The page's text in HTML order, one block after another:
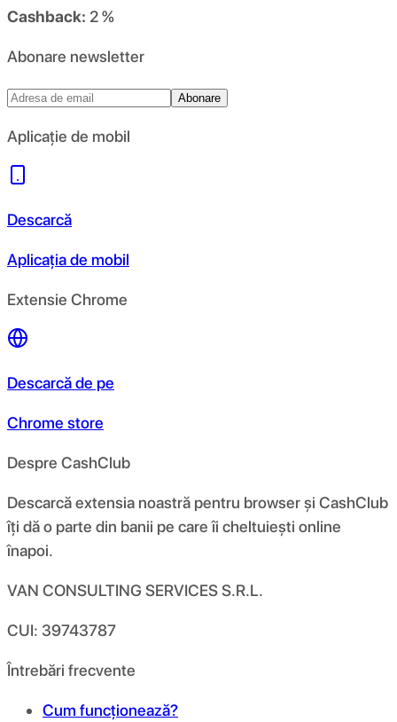
Cashback: 2 %
Abonare newsletter
Abonare
Aplicație de mobil
Descarcă
Aplicația de mobil
Extensie Chrome
Descarcă de pe
Chrome store
Despre CashClub
Descarcă extensia noastră pentru browser și CashClub
îți dă o parte din banii pe care îi cheltuiești online
înapoi.
VAN CONSULTING SERVICES S.R.L.
CUI: 39743787
Întrebări frecvente
Cum funcționează?